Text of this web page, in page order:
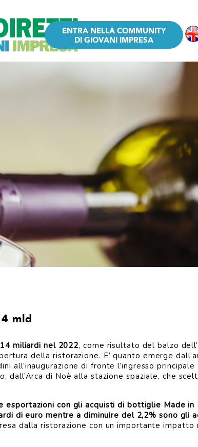
ENTRA NELLA COMMUNITY
DI GIOVANI IMPRESA
mld
miliardi nel 2022, come risultato del balzo
della ristorazione. E’ quanto emerge
di fronte l’ingresso principale
di Noè alla stazione spaziale, che
con gli acquisti di bottiglie Made
di euro mentre a diminuire del 2,2% sono gli
dalla ristorazione con un importante impatto